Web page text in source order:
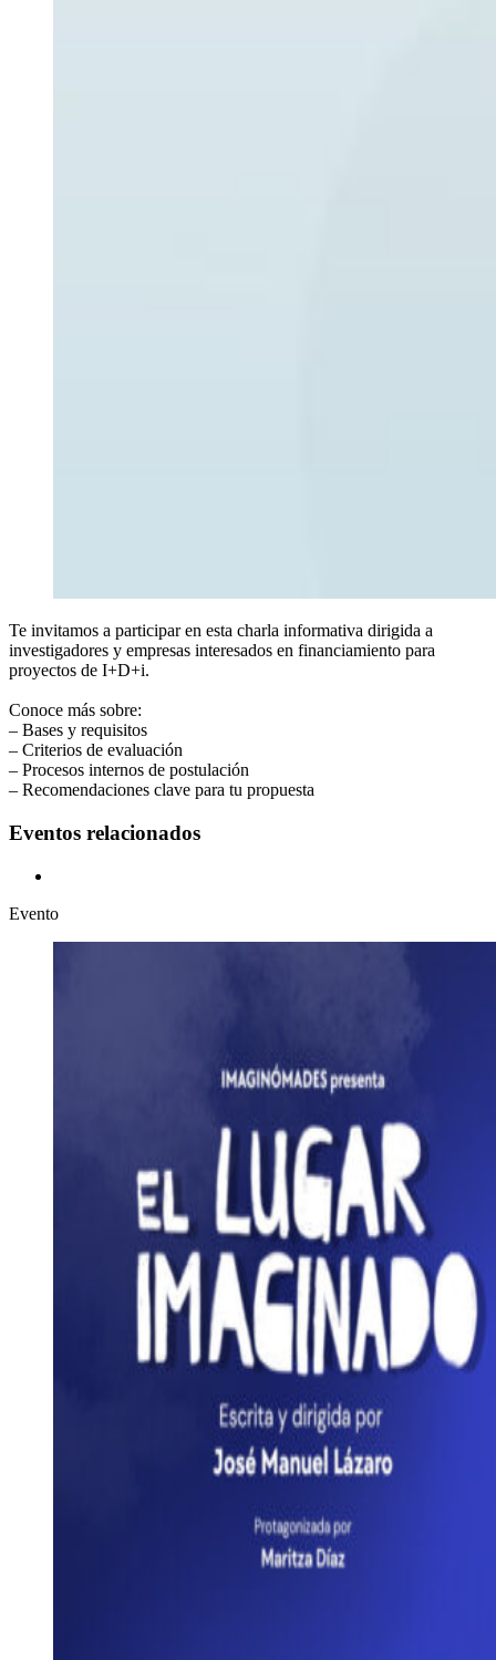
Te invitamos a participar en esta charla informativa dirigida a
investigadores y empresas interesados en financiamiento para
proyectos de I+D+i.
Conoce más sobre:
– Bases y requisitos
– Criterios de evaluación
– Procesos internos de postulación
– Recomendaciones clave para tu propuesta
Eventos relacionados
Evento